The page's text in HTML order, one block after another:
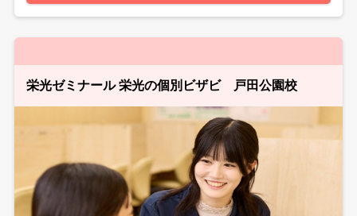
栄光ゼミナール 栄光の個別ビザビ 戸田公園校